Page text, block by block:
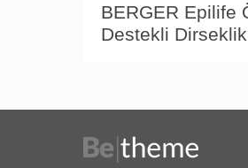
BERGER Epilife
Destekli Dirseklik